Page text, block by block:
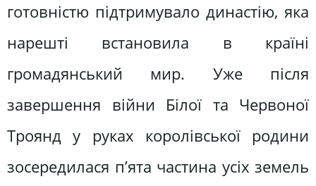
готовністю підтримувало династію, яка
нарешті встановила в країні
громадянський мир. Уже після
завершення війни Білої та Червоної
Троянд у руках королівської родини
зосередилася п’ята частина усіх земель